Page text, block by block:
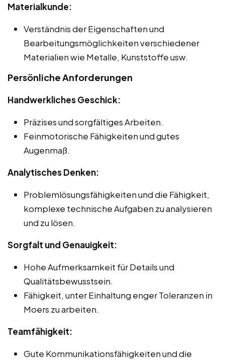
Materialkunde:
Verständnis der Eigenschaften und
Bearbeitungsmöglichkeiten verschiedener
Materialien wie Metalle, Kunststoffe usw.
Persönliche Anforderungen
Handwerkliches Geschick:
Präzises und sorgfältiges Arbeiten.
Feinmotorische Fähigkeiten und gutes
Augenmaß.
Analytisches Denken:
Problemlösungsfähigkeiten und die Fähigkeit,
komplexe technische Aufgaben zu analysieren
und zu lösen.
Sorgfalt und Genauigkeit:
Hohe Aufmerksamkeit für Details und
Qualitätsbewusstsein.
Fähigkeit, unter Einhaltung enger Toleranzen in
Moers zu arbeiten.
Teamfähigkeit:
Gute Kommunikationsfähigkeiten und die